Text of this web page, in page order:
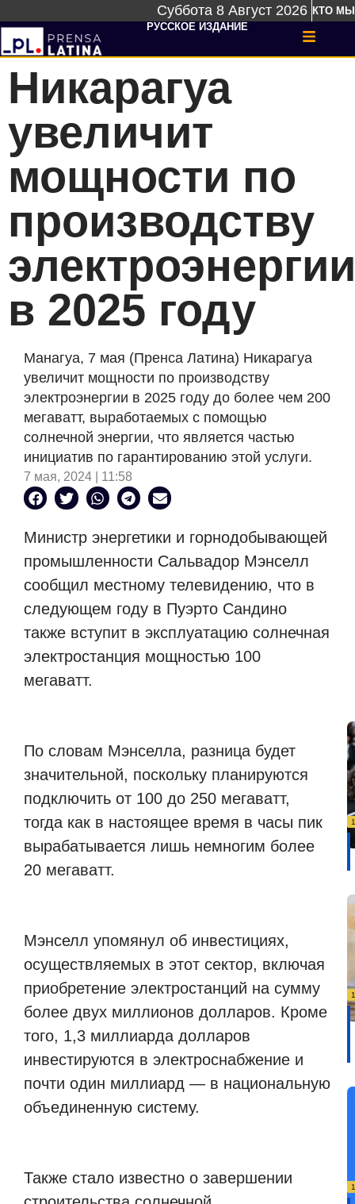
Суббота 8 Август 2026 КТО МЫ
РУССКОЕ ИЗДАНИЕ
Никарагуа
увеличит
мощности по
производству
электроэнергии
в 2025 году
Манагуа, 7 мая (Пренса Латина) Никарагуа
увеличит мощности по производству
электроэнергии в 2025 году до более чем 200
мегаватт, выработаемых с помощью
солнечной энергии, что является частью
инициатив по гарантированию этой услуги.
7 мая, 2024 | 11:58
Министр энергетики и горнодобывающей
промышленности Сальвадор Мэнселл
сообщил местному телевидению, что в
следующем году в Пуэрто Сандино
также вступит в эксплуатацию солнечная
электростанция мощностью 100
мегаватт.
По словам Мэнселла, разница будет
значительной, поскольку планируются
подключить от 100 до 250 мегаватт,
тогда как в настоящее время в часы пик
вырабатывается лишь немногим более
20 мегаватт.
Мэнселл упомянул об инвестициях,
осуществляемых в этот сектор, включая
приобретение электростанций на сумму
более двух миллионов долларов. Кроме
того, 1,3 миллиарда долларов
инвестируются в электроснабжение и
почти один миллиард — в национальную
объединенную систему.
Также стало известно о завершении